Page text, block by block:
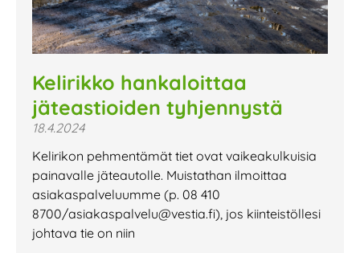
Kelirikko hankaloittaa
jäteastioiden tyhjennystä
18.4.2024
Kelirikon pehmentämät tiet ovat vaikeakulkuisia
painavalle jäteautolle. Muistathan ilmoittaa
asiakaspalveluumme (p. 08 410
8700/asiakaspalvelu@vestia.fi), jos kiinteistöllesi
johtava tie on niin